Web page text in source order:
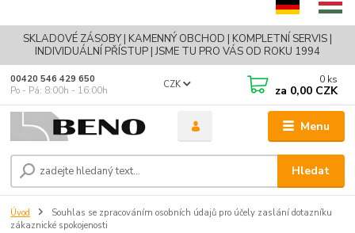
SKLADOVÉ ZÁSOBY | KAMENNÝ OBCHOD | KOMPLETNÍ SERVIS |
INDIVIDUÁLNÍ PŘÍSTUP | JSME TU PRO VÁS OD ROKU 1994
Menu
CZK
Hledat
00420 546 429 650
Po - Pá: 8:00h - 16:00h
0 ks
za 0,00 CZK
Úvod
Souhlas se zpracováním osobních údajů pro účely zaslání dotazníku
zákaznické spokojenosti